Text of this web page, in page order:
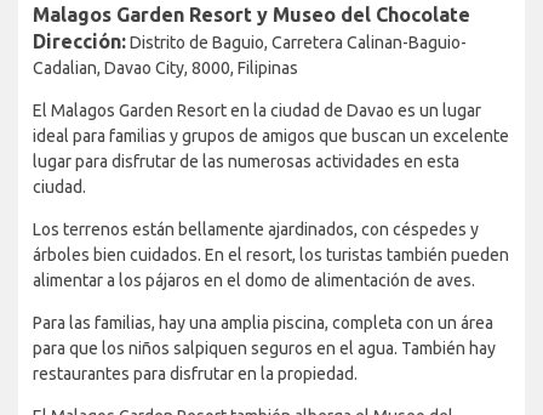
Malagos Garden Resort y Museo del Chocolate
Dirección:Distrito de Baguio, Carretera Calinan-Baguio-
Cadalian, Davao City, 8000, Filipinas
El Malagos Garden Resort en la ciudad de Davao es un lugar
ideal para familias y grupos de amigos que buscan un excelente
lugar para disfrutar de las numerosas actividades en esta
ciudad.
Los terrenos están bellamente ajardinados, con céspedes y
árboles bien cuidados. En el resort, los turistas también pueden
alimentar a los pájaros en el domo de alimentación de aves.
Para las familias, hay una amplia piscina, completa con un área
para que los niños salpiquen seguros en el agua. También hay
restaurantes para disfrutar en la propiedad.